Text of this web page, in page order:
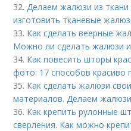
32. Делаем жалюзи из
изготовить тканевые
33. Как сделать веерные
Можно ли сделать жалюзи
34. Как повесить шторы
фото: 17 способов красиво
35. Как сделать жалюзи
материалов. Делаем
36. Как крепить рулонные
сверления. Как можно